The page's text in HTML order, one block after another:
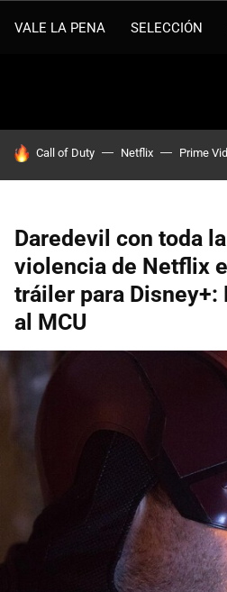
VALE LA PENA SELECCIÓN
HOY SE HABLA DE
Call of Duty Netflix Prime
Daredevil con toda
violencia de Netflix
tráiler para Disney+:
al MCU